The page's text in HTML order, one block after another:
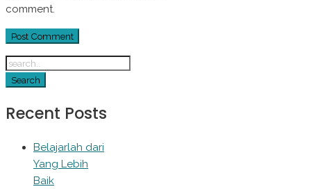
comment.
Recent Posts
Belajarlah dari
Yang Lebih
Baik